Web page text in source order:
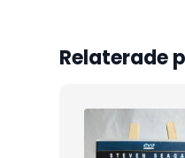
Relaterade